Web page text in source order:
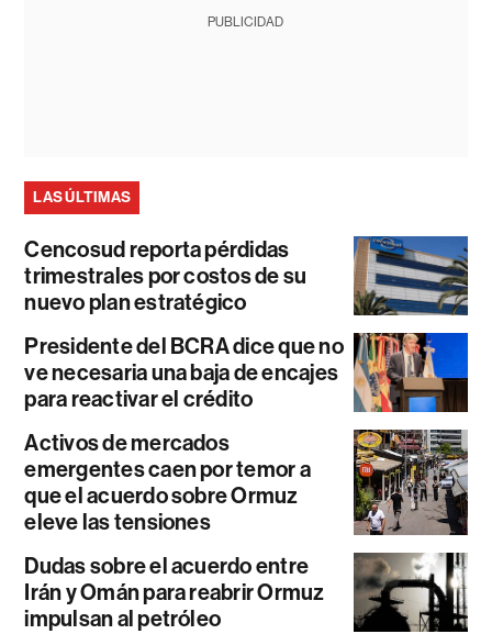
PUBLICIDAD
LAS ÚLTIMAS
Cencosud reporta pérdidas
trimestrales por costos de su
nuevo plan estratégico
Presidente del BCRA dice que no
ve necesaria una baja de encajes
para reactivar el crédito
Activos de mercados
emergentes caen por temor a
que el acuerdo sobre Ormuz
eleve las tensiones
Dudas sobre el acuerdo entre
Irán y Omán para reabrir Ormuz
impulsan al petróleo